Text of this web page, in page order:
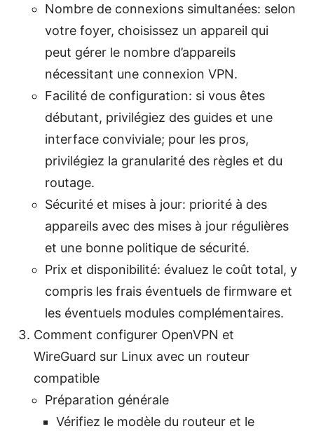
Nombre de connexions simultanées: selon
votre foyer, choisissez un appareil qui
peut gérer le nombre d’appareils
nécessitant une connexion VPN.
Facilité de configuration: si vous êtes
débutant, privilégiez des guides et une
interface conviviale; pour les pros,
privilégiez la granularité des règles et du
routage.
Sécurité et mises à jour: priorité à des
appareils avec des mises à jour régulières
et une bonne politique de sécurité.
Prix et disponibilité: évaluez le coût total, y
compris les frais éventuels de firmware et
les éventuels modules complémentaires.
Comment configurer OpenVPN et
WireGuard sur Linux avec un routeur
compatible
Préparation générale
Vérifiez le modèle du routeur et le